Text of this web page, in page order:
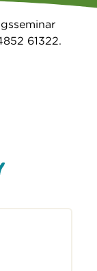
61322.